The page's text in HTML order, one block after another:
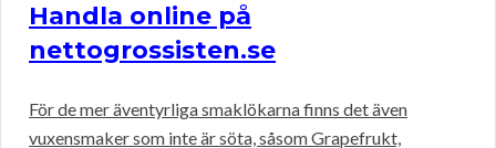
Handla online på
nettogrossisten.se
För de mer äventyrliga smaklökarna finns det även
vuxensmaker som inte är söta, såsom Grapefrukt,